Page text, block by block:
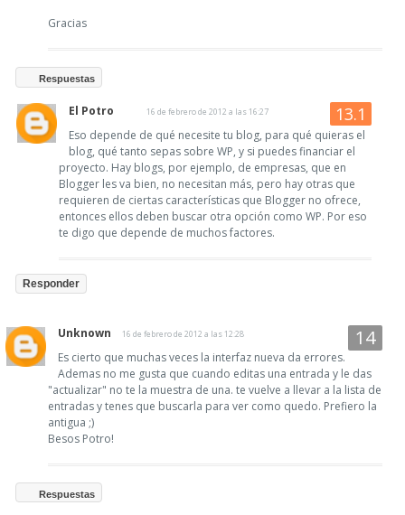
Gracias
Respuestas
El Potro 16 de febrero de 2012 a las 16:27
Eso depende de qué necesite tu blog, para qué quieras el
blog, qué tanto sepas sobre WP, y si puedes financiar el
proyecto. Hay blogs, por ejemplo, de empresas, que en
Blogger les va bien, no necesitan más, pero hay otras que
requieren de ciertas características que Blogger no ofrece,
entonces ellos deben buscar otra opción como WP. Por eso
te digo que depende de muchos factores.
Responder
Unknown 16 de febrero de 2012 a las 12:28
Es cierto que muchas veces la interfaz nueva da errores.
Ademas no me gusta que cuando editas una entrada y le das
"actualizar" no te la muestra de una. te vuelve a llevar a la lista de
entradas y tenes que buscarla para ver como quedo. Prefiero la
antigua ;)
Besos Potro!
Respuestas